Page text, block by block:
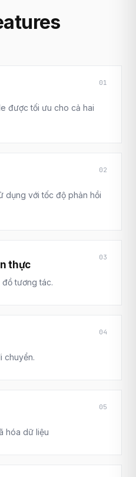
01
được tối ưu cho cả hai
02
dụng với tốc độ phản hồi
03
thực
tương tác.
04
chuyển.
05
hóa dữ liệu